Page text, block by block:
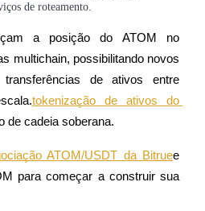
de roteamento.
a posição do ATOM no
multichain, possibilitando novos
de ativos entre
tokenização de ativos do
de cadeia soberana.
ATOM/USDT da Bitruee
para começar a construir sua